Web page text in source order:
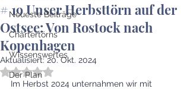
Neueste Beiträge
Chartertörns
Wissenswertes
Der Plan
# 19 Unser Herbsttörn auf der
Ostsee: Von Rostock nach
Kopenhagen
Aktualisiert:20. Okt. 2024
Mit NaN von 5 Sternen bewertet.
Im Herbst 2024 unternahmen wir mit